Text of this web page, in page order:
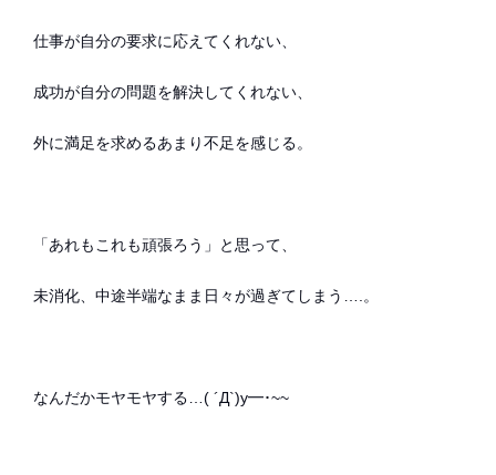
仕事が自分の要求に応えてくれない、
成功が自分の問題を解決してくれない、
外に満足を求めるあまり不足を感じる。
「あれもこれも頑張ろう」と思って、
未消化、中途半端なまま日々が過ぎてしまう….。
なんだかモヤモヤする…( ´Д`)y━･~~